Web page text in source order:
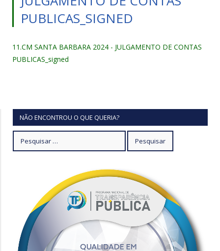
PUBLICAS_SIGNED
11.CM SANTA BARBARA 2024 - JULGAMENTO DE CONTAS
PUBLICAS_signed
NÃO ENCONTROU O QUE QUERIA?